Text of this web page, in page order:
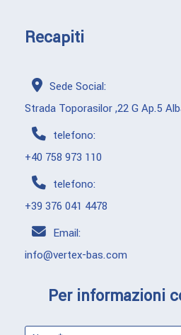
Recapiti
Sede Social:
Strada Toporasilor ,22 G Ap.5
telefono:
+40 758 973 110
telefono:
+39 376 041 4478
Email:
info@vertex-bas.com
Per informazioni